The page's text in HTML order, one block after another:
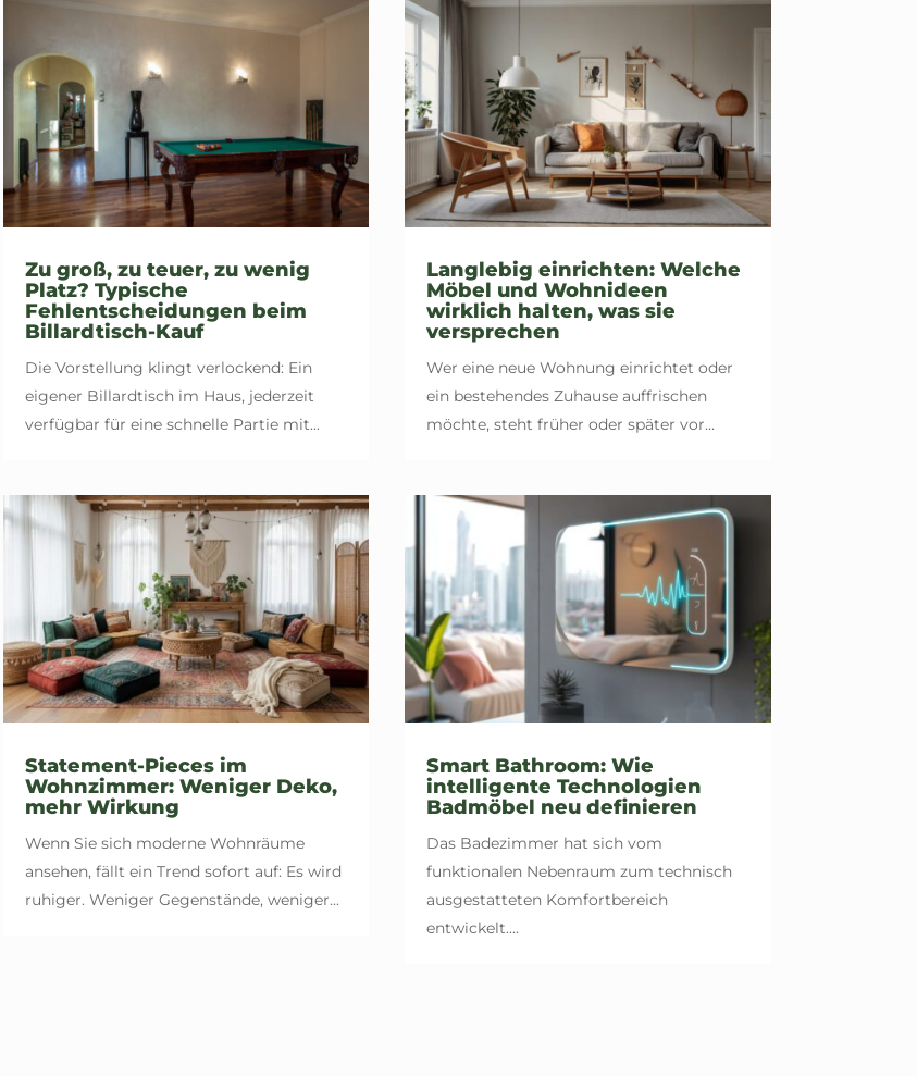
Zu groß, zu teuer, zu wenig
Platz? Typische
Fehlentscheidungen beim
Billardtisch-Kauf
Die Vorstellung klingt verlockend: Ein
eigener Billardtisch im Haus, jederzeit
verfügbar für eine schnelle Partie mit...
Statement-Pieces im
Wohnzimmer: Weniger Deko,
mehr Wirkung
Wenn Sie sich moderne Wohnräume
ansehen, fällt ein Trend sofort auf: Es wird
ruhiger. Weniger Gegenstände, weniger...
Langlebig einrichten: Welche
Möbel und Wohnideen
wirklich halten, was sie
versprechen
Wer eine neue Wohnung einrichtet oder
ein bestehendes Zuhause auffrischen
möchte, steht früher oder später vor...
Smart Bathroom: Wie
intelligente Technologien
Badmöbel neu definieren
Das Badezimmer hat sich vom
funktionalen Nebenraum zum technisch
ausgestatteten Komfortbereich
entwickelt....